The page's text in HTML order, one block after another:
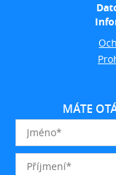
MÁTE